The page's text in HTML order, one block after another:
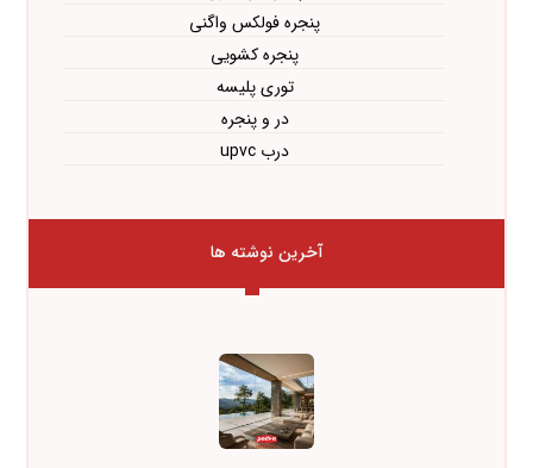
پنجره فولکس واگنی
پنجره کشویی
توری پلیسه
در و پنجره
درب upvc
آخرین نوشته ها